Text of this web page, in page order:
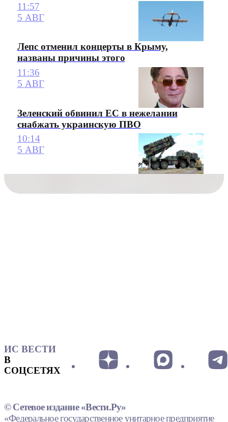
11:57
5 АВГ
Лепс отменил концерты в Крыму,
названы причины этого
11:36
5 АВГ
Зеленский обвинил ЕС в нежелании
снабжать украинскую ПВО
10:14
5 АВГ
ИС ВЕСТИ
В
СОЦСЕТЯХ
© Сетевое издание «Вести.Ру»
«Федеральное государственное унитарное предприятие